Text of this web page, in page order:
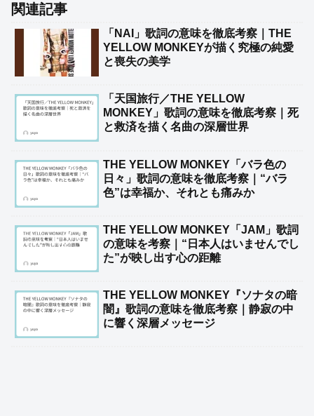
関連記事
「NAI」歌詞の意味を徹底考察｜THE
YELLOW MONKEYが描く究極の純愛
と喪失の美学
「天国旅行／THE YELLOW
MONKEY」歌詞の意味を徹底考察｜死
と救済を描く名曲の深層世界
THE YELLOW MONKEY「バラ色の
日々」歌詞の意味を徹底考察｜“バラ
色”は幸福か、それとも痛みか
THE YELLOW MONKEY「JAM」歌詞
の意味を考察｜“日本人はいませんでし
た”が映し出す心の距離
THE YELLOW MONKEY『ソナタの暗
闇』歌詞の意味を徹底考察｜静寂の中
に響く深層メッセージ